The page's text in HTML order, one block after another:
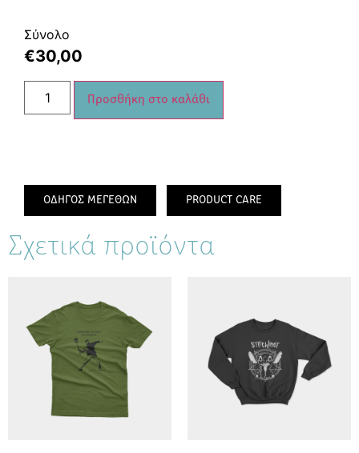
Σύνολο
€30,00
Προσθήκη στο καλάθι
ΟΔΗΓΟΣ ΜΕΓΕΘΩΝ PRODUCT CARE
Σχετικά προϊόντα